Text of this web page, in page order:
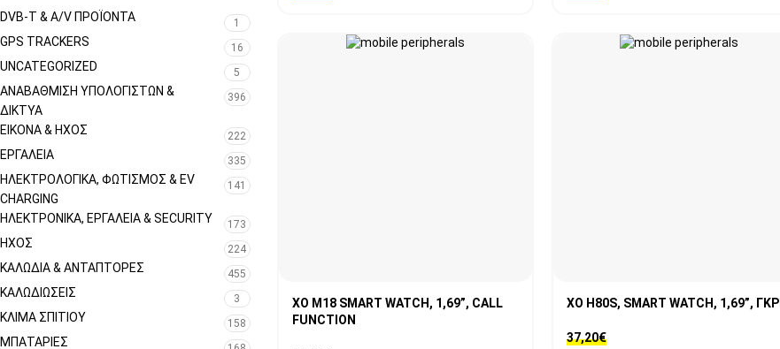
DVB-T & A/V ΠΡΟΪΌΝΤΑ 1
GPS TRACKERS 16
UNCATEGORIZED 5
ΑΝΑΒΆΘΜΙΣΗ ΥΠΟΛΟΓΙΣΤΏΝ &
ΔΊΚΤΥΑ
396
ΕΙΚΌΝΑ & ΗΧΟΣ 222
ΕΡΓΑΛΕΊΑ 335
ΗΛΕΚΤΡΟΛΟΓΙΚΆ, ΦΩΤΙΣΜΌΣ & EV
CHARGING
141
ΗΛΕΚΤΡΟΝΙΚΆ, ΕΡΓΑΛΕΊΑ & SECURITY 173
ΉΧΟΣ 224
ΚΑΛΏΔΙΑ & ΑΝΤΆΠΤΟΡΕΣ 455
ΚΑΛΩΔΙΏΣΕΙΣ 3
ΚΛΊΜΑ ΣΠΙΤΙΟΎ 158
ΜΠΑΤΑΡΊΕΣ
XO M18 SMART WATCH, 1,69”, CALL
FUNCTION
XO Η80S, SMART WATCH, 1,69”, ΓΚΡΙ
37,20€